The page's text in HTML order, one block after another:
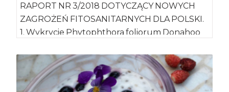
RAPORT NR 3/2018 DOTYCZĄCY NOWYCH
ZAGROŻEŃ FITOSANITARNYCH DLA POLSKI.
1. Wykrycie Phytophthora foliorum Donahoo
foliorum jest […]